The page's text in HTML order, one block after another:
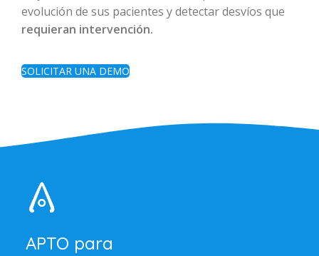
evolución de sus pacientes y detectar desvíos que
requieran intervención.
SOLICITAR UNA DEMO
APTO para